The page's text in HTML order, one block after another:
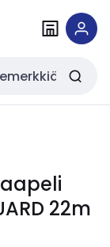
22m